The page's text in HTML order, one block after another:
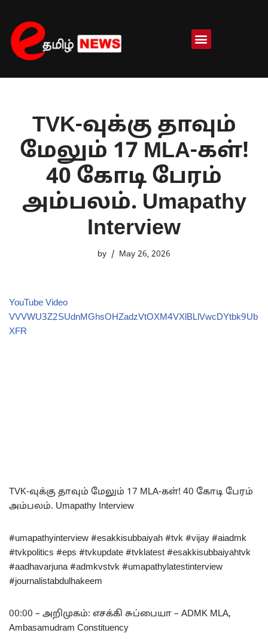
Skip
to
content
TVK-வுக்கு தாவும்
மேலும் 17 MLA-கள்!
40 கோடி பேரம்
அம்பலம். Umapathy
Interview
by May 26, 2026
YouTube Video
VVVWU3Z2SUdnMGhsOHZadzVtOXM4VXlBLlVwcDYtbk9Ub
XFR
TVK-வுக்கு தாவும் மேலும் 17 MLA-கள்! 40 கோடி பேரம்
அம்பலம். Umapathy Interview
#umapathyinterview #esakkisubbaiyah #tvk #vijay #aiadmk
#tvkpolitics #eps #tvkupdate #tvklatest #esakkisubbaiyahtvk
#aadhavarjuna #admkvstvk #umapathylatestinterview
#journalistabdulhakeem
00:00 – அறிமுகம்: எசக்கி சுப்பையா – ADMK MLA,
Ambasamudram Constituency